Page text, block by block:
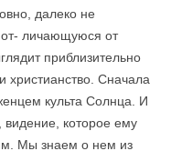
далеко не
от- личающуюся от
приблизительно
Сначала
культа Солнца. И
которое ему
Мы знаем о нем из